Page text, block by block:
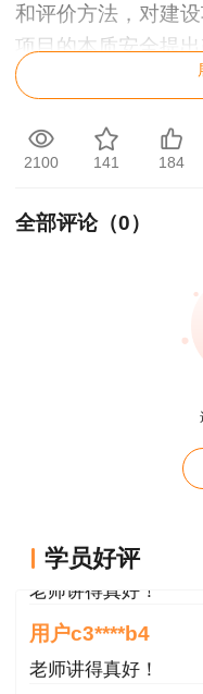
和评价方法，对建
项目的本质安全提
（4）特殊作业
相关技术和标准，
抽堵等高风险特殊
施。
（5）化学品储
相关技术和标准，
卸、运输作业过程
（6）化工过程
有毒气体检测、报
置的可燃、有毒气
工安全仪表系统（
自动化控制系统及
粉尘、火灾、温度
程的故障诊断技术
2100 141 184
全部评论（0）
学员好评
用户c3****b4
用户c3****b4
老师讲得真好！